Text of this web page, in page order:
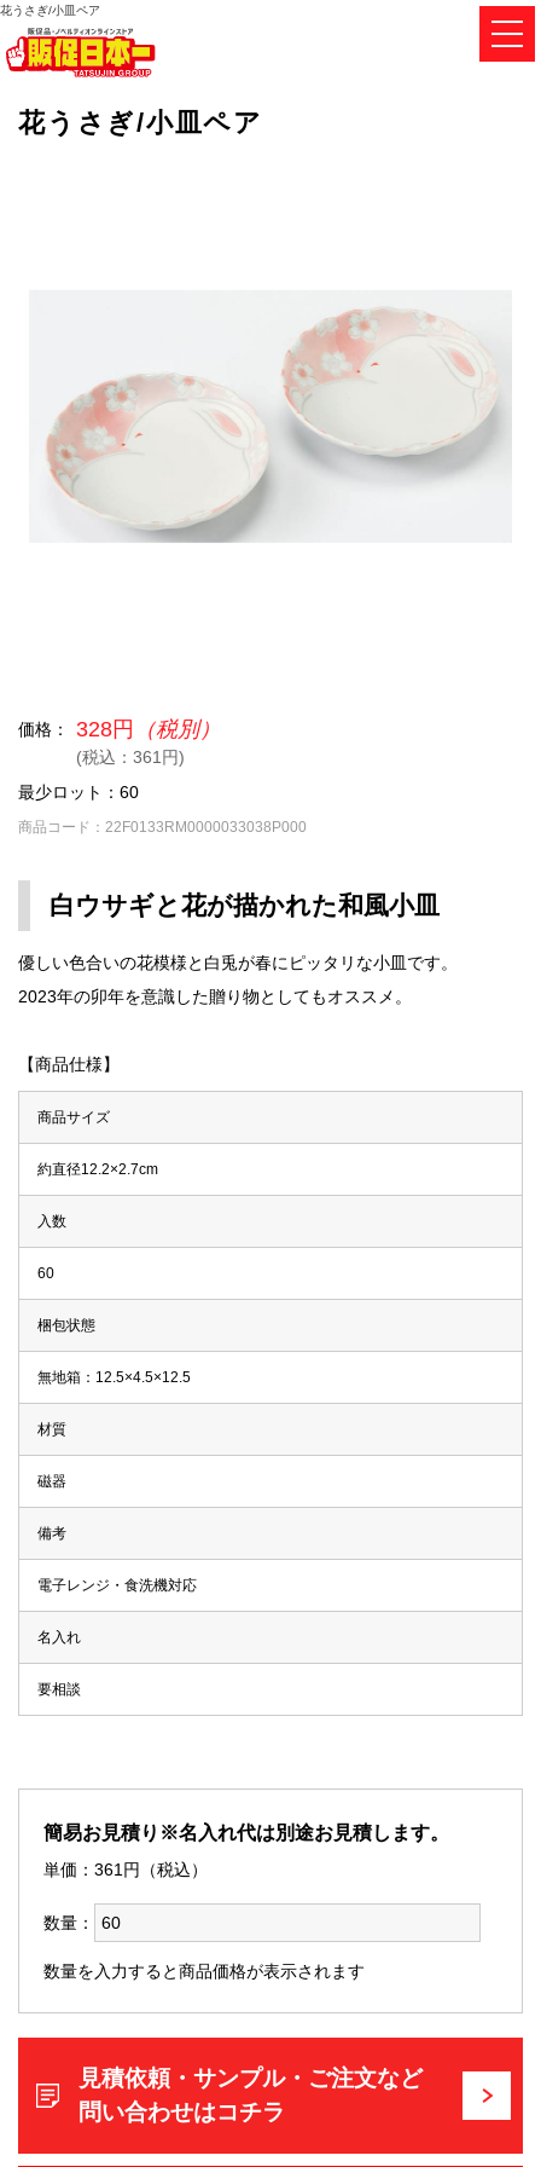
花うさぎ/小皿ペア
花うさぎ/小皿ペア
価格： 328円 （税別）
(税込：361円)
最少ロット：60
商品コード：22F0133RM0000033038P000
白ウサギと花が描かれた和風小皿
優しい色合いの花模様と白兎が春にピッタリな小皿です。
2023年の卯年を意識した贈り物としてもオススメ。
【商品仕様】
商品サイズ
約直径12.2×2.7cm
入数
60
梱包状態
無地箱：12.5×4.5×12.5
材質
磁器
備考
電子レンジ・食洗機対応
名入れ
要相談
簡易お見積り※名入れ代は別途お見積します。
単価： 361 円（税込）
数量：
数量を入力すると商品価格が表示されます
見積依頼・サンプル・ご注文など
問い合わせはコチラ